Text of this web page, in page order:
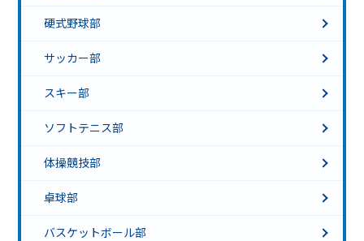
硬式野球部
サッカー部
スキー部
ソフトテニス部
体操競技部
卓球部
バスケットボール部